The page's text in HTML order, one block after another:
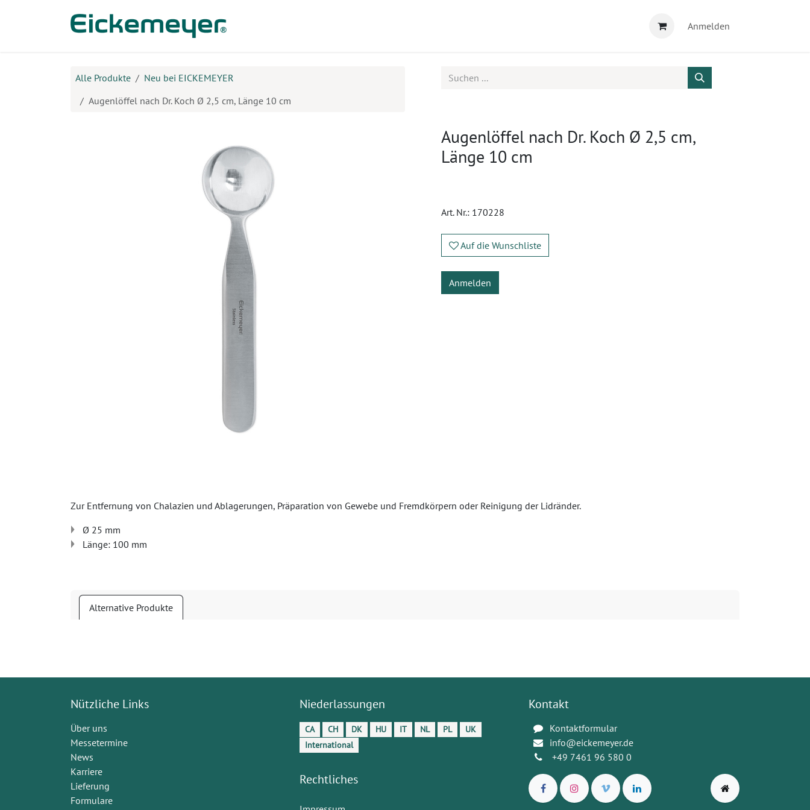
Anmelden
Alle Produkte
Neu bei EICKEMEYER
Augenlöffel nach Dr. Koch Ø 2,5 cm, Länge 10 cm
Augenlöffel nach Dr. Koch Ø 2,5 cm,
Länge 10 cm
Art. Nr.: 170228
Auf die Wunschliste
Anmelden
Zur Entfernung von Chalazien und Ablagerungen, Präparation von Gewebe und Fremdkörpern oder Reinigung der Lidränder.
Ø 25 mm
Länge: 100 mm
Alternative Produkte
Nützliche Links
Über uns
Messetermine
News
Karriere
Lieferung
Formulare
Niederlassungen
CA CH DK HU IT NL PL
UK
International
Rechtliches
Kontakt
Kontaktformular
info@eickemeyer.de
+49 7461 96 580 0